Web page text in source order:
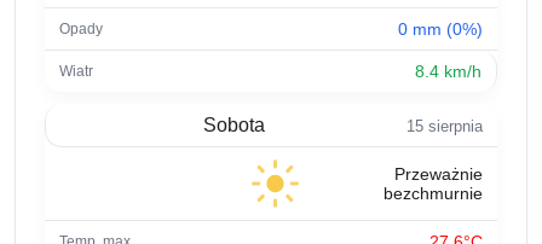
0 mm (0%)
8.4 km/h
Sobota 15 sierpnia
Przeważnie
bezchmurnie